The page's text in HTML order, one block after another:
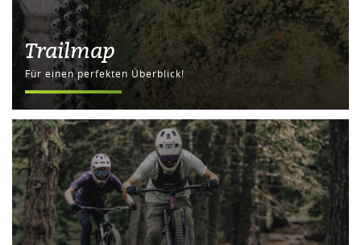
Trailmap
Für einen perfekten Überblick!